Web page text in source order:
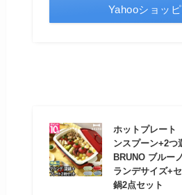
Yahooショッ
ホットプレート
ンスプーン+2つ
BRUNO ブルー
ランデサイズ+
鍋2点セット